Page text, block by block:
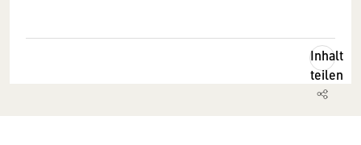
Inhalt
teilen